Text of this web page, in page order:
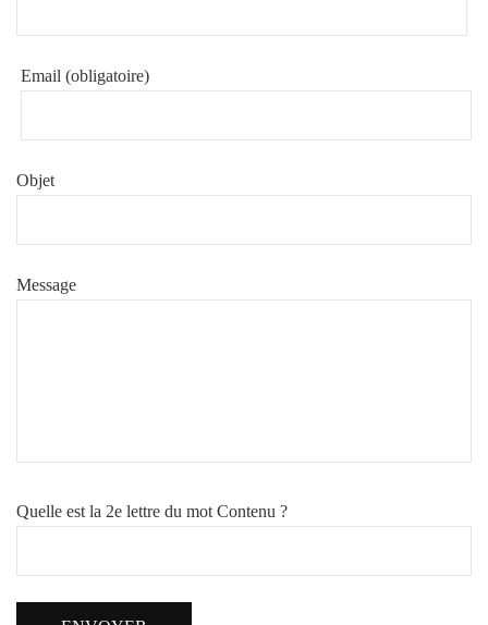
Email (obligatoire)
Objet
Message
Quelle est la 2e lettre du mot Contenu ?